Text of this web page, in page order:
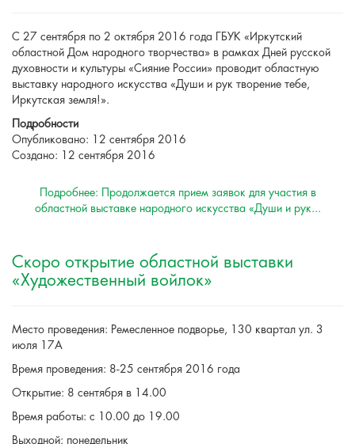
С 27 сентября по 2 октября 2016 года ГБУК «Иркутский
областной Дом народного творчества» в рамках Дней русской
духовности и культуры «Сияние России» проводит областную
выставку народного искусства «Души и рук творение тебе,
Иркутская земля!».
Подробности
Опубликовано: 12 сентября 2016
Создано: 12 сентября 2016
Подробнее: Продолжается прием заявок для участия в
областной выставке народного искусства «Души и рук...
Скоро открытие областной выставки
«Художественный войлок»
Место проведения: Ремесленное подворье, 130 квартал ул. 3
июля 17А
Время проведения: 8-25 сентября 2016 года
Открытие: 8 сентября в 14.00
Время работы: с 10.00 до 19.00
Выходной: понедельник